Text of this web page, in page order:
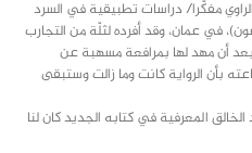
مفكّرا/ دراسات تطبيقية في السرد
في عمان، وقد أفرده لثلّة من التجارب
بعد أن مهد لها بمرافعة مسهبة عن
بأن الرواية كانت وما زالت وستبقى
المعرفية في كتابه الجديد كان لنا